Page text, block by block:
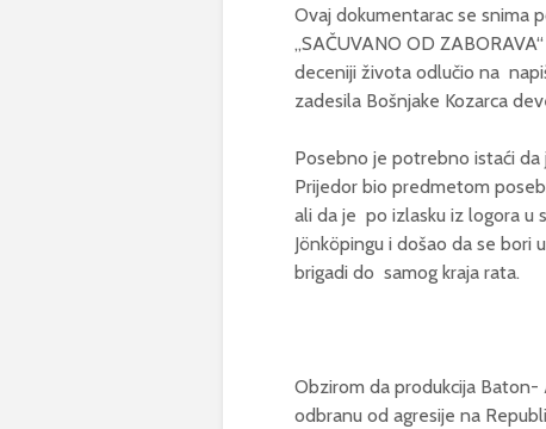
Ovaj dokumentarac se snima
„SAČUVANO OD
deceniji života odlučio na
zadesila Bošnjake Kozarca
Posebno je potrebno istaći
Prijedor bio predmetom
ali da je po izlasku iz logora u
Jönköpingu i došao da se bori
brigadi do samog kraja rata.
Obzirom da produkcija
odbranu od agresije na